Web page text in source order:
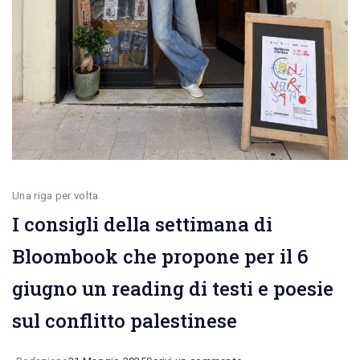
Una riga per volta
I consigli della settimana di
Bloombook che propone per il 6
giugno un reading di testi e poesie
sul conflitto palestinese